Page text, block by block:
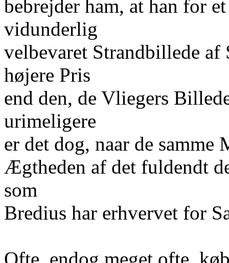
bebrejder ham, at han for
vidunderlig
velbevaret Strandbillede
højere Pris
end den, de Vliegers
urimeligere
er det dog, naar de
Ægtheden af det fuldendt
som
Bredius har erhvervet for